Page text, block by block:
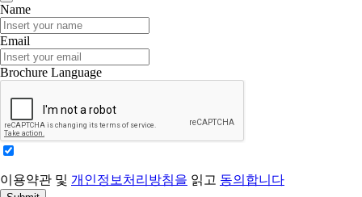
Name
Email
Brochure Language
이용약관 및 개인정보처리방침을 읽고 동의합니다